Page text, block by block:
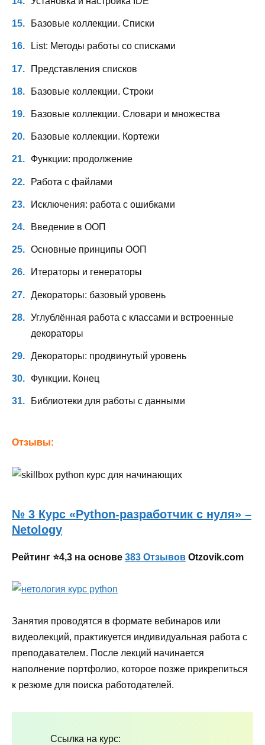
Базовые коллекции. Списки
List: Методы работы со списками
Представления списков
Базовые коллекции. Строки
Базовые коллекции. Словари и множества
Базовые коллекции. Кортежи
Функции: продолжение
Работа с файлами
Исключения: работа с ошибками
Введение в ООП
Основные принципы ООП
Итераторы и генераторы
Декораторы: базовый уровень
Углублённая работа с классами и встроенные
декораторы
Декораторы: продвинутый уровень
Функции. Конец
Библиотеки для работы с данными
Отзывы:
№ 3 Курс «Python-разработчик с нуля» –
Netology
Рейтинг ⭐4,3 на основе 383 Отзывов Otzovik.com
Занятия проводятся в формате вебинаров или
видеолекций, практикуется индивидуальная работа с
преподавателем. После лекций начинается
наполнение портфолио, которое позже прикрепиться
к резюме для поиска работодателей.
Ссылка на курс: